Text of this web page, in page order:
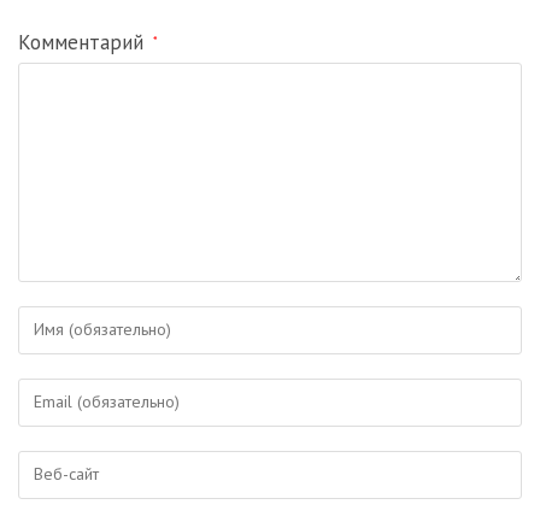
Комментарий *
Введите
или
имя
пользователя,
чтобы
прокомментировать
Введите
адрес,
чтобы
Введите